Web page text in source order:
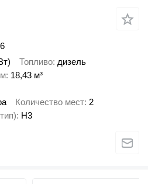
Топливо дизель
18,43 м³
Количество мест 2
H3